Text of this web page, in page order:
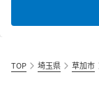
TOP 埼玉県 草加市